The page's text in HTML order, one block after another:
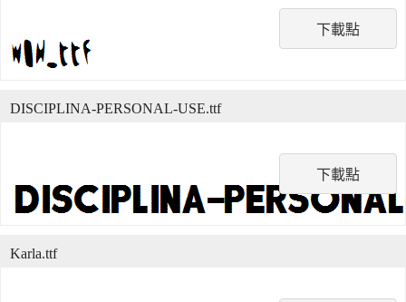
下載點
下載點
DISCIPLINA-PERSONAL-USE.ttf
Karla.ttf